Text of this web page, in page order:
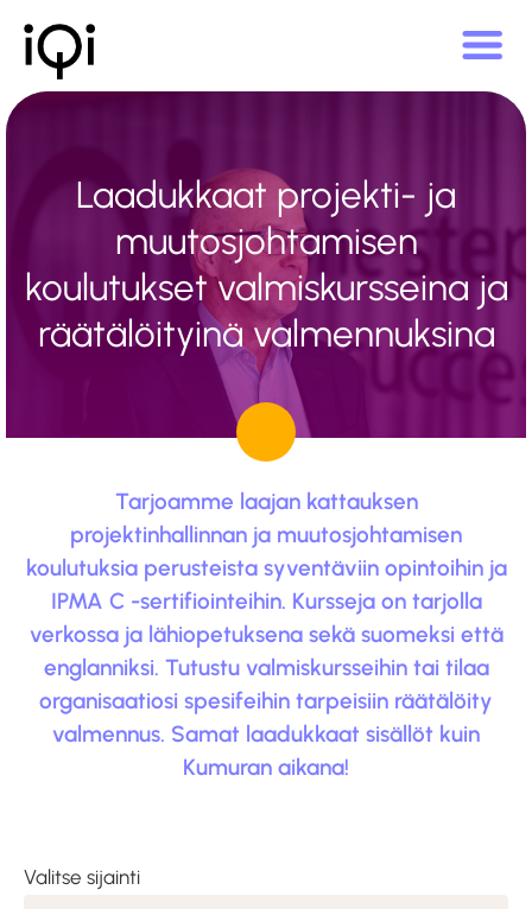
Laadukkaat projekti- ja
muutos­johtamisen
koulutukset valmis­kursseina ja
räätälöityinä valmennuksina
Tarjoamme laajan kattauksen
projektinhallinnan ja muutosjohtamisen
koulutuksia perusteista syventäviin opintoihin ja
IPMA C -sertifiointeihin. Kursseja on tarjolla
verkossa ja lähiopetuksena sekä suomeksi että
englanniksi. Tutustu valmiskursseihin tai tilaa
organisaatiosi spesifeihin tarpeisiin räätälöity
valmennus. Samat laadukkaat sisällöt kuin
Kumuran aikana!
Valitse sijainti